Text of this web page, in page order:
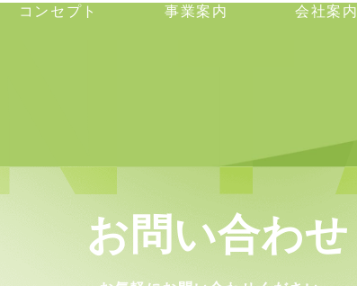
お問い合わせ
コンセプト 事業案内 会社案内